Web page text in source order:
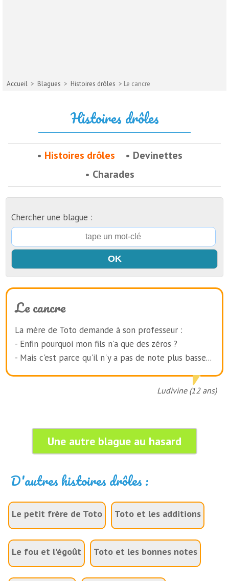
Accueil > Blagues > Histoires drôles > Le cancre
Histoires drôles
Histoires drôles
Devinettes
Charades
Chercher une blague :
Le cancre
La mère de Toto demande à son professeur :
- Enfin pourquoi mon fils n'a que des zéros ?
- Mais c'est parce qu'il n'y a pas de note plus basse...
Ludivine (12 ans)
Une autre blague au hasard
D'autres histoires drôles :
Le petit frère de Toto Toto et les additions
Le fou et l'égoût Toto et les bonnes notes